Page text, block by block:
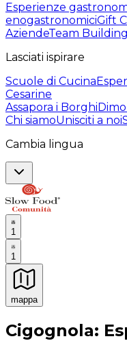
Esperienze
enogastronomiciGift
AziendeTeam Building
Lasciati ispirare
Scuole di Cucina
Cesarine
Assapora i Borghi
Chi siamoUnisciti a noi
Cambia lingua
1
1
mappa
Esperienze culinarie
Cigognola: